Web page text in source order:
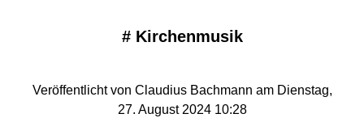
# Kirchenmusik
Veröffentlicht von Claudius Bachmann am Dienstag,
27. August 2024 10:28